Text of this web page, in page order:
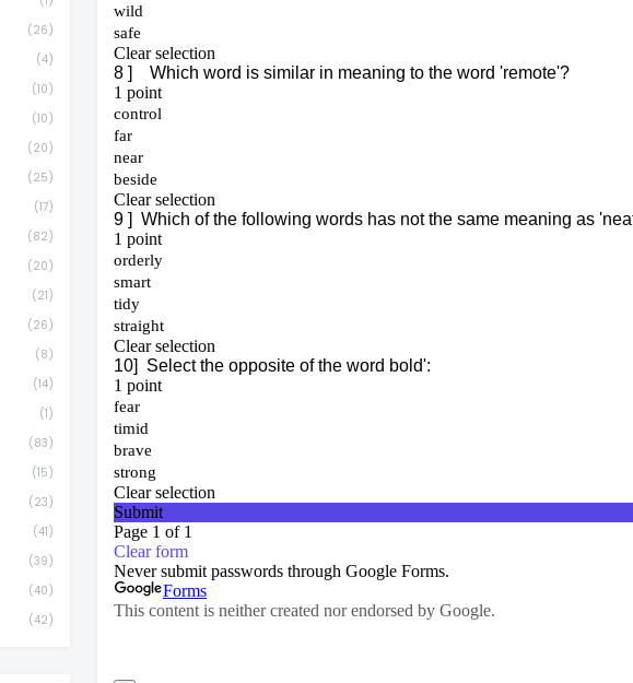
(26)
(4)
(10)
(10)
(20)
(25)
(17)
(82)
(20)
(21)
(26)
(8)
(14)
(1)
(83)
(15)
(23)
(41)
(39)
(40)
(42)